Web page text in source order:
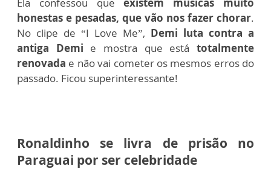
honestas e pesadas, que vão nos fazer chorar.
No clipe de “I Love Me”, Demi luta contra a
antiga Demi e mostra que estátotalmente
renovada e não vai cometer os mesmos erros do
passado. Ficou superinteressante!
Ronaldinho se livra de prisão no
Paraguai por ser celebridade